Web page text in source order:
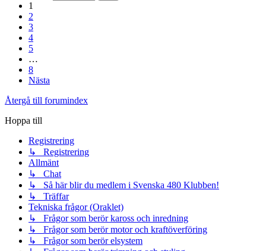
1
2
3
4
5
…
8
Nästa
Återgå till forumindex
Hoppa till
Registrering
↳ Registrering
Allmänt
↳ Chat
↳ Så här blir du medlem i Svenska 480 Klubben!
↳ Träffar
Tekniska frågor (Oraklet)
↳ Frågor som berör kaross och inredning
↳ Frågor som berör motor och kraftöverföring
↳ Frågor som berör elsystem